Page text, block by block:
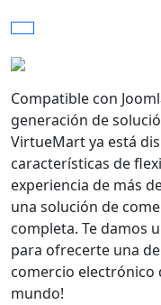
Compatible con
generación de
VirtueMart ya está
características de
experiencia de más
una solución de
completa. Te damos
para ofrecerte una
comercio
mundo!